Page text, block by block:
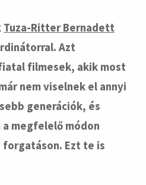
Tuza-Ritter Bernadett
Azt
filmesek, akik most
nem viselnek el annyi
generációk, és
megfelelő módon
Ezt te is